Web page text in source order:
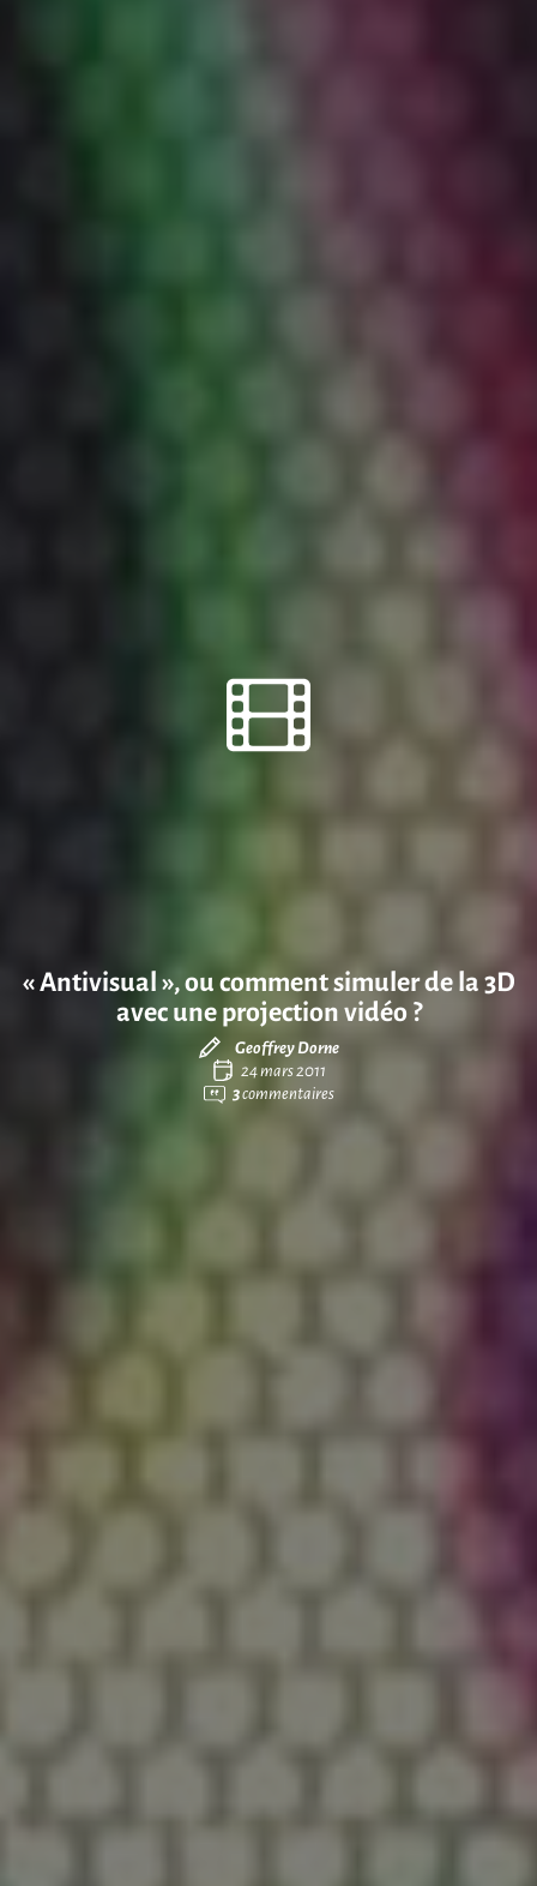
« Antivisual », ou comment simuler de la 3D
avec une projection vidéo ?
Geoffrey Dorne
24 mars 2011
3commentaires